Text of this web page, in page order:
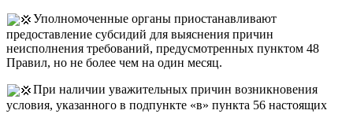
Уполномоченные органы приостанавливают
предоставление субсидий для выяснения причин
неисполнения требований, предусмотренных пунктом 48
Правил, но не более чем на один месяц.
При наличии уважительных причин возникновения
условия, указанного в подпункте «в» пункта 56 настоящих